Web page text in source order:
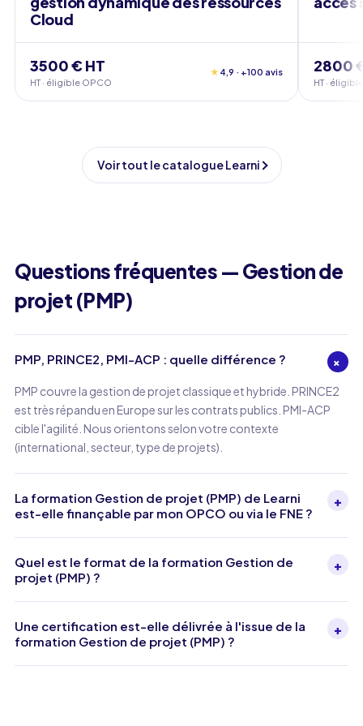
Cloud
3500 € HT
HT · éligible OPCO
★ 4,9 · +100 avis 2800
HT ·
Voir tout le catalogue Learni
Questions fréquentes — Gestion de
projet (PMP)
PMP, PRINCE2, PMI-ACP : quelle différence ? +
PMP couvre la gestion de projet classique et hybride. PRINCE2
est très répandu en Europe sur les contrats publics. PMI-ACP
cible l'agilité. Nous orientons selon votre contexte
(international, secteur, type de projets).
La formation Gestion de projet (PMP) de Learni
est-elle finançable par mon OPCO ou via le FNE ?
+
Quel est le format de la formation Gestion de
projet (PMP) ?
+
Une certification est-elle délivrée à l'issue de la
formation Gestion de projet (PMP) ?
+